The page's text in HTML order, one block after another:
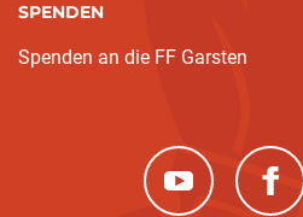
SPENDEN
Spenden an die FF Garsten
(neues Fenster)